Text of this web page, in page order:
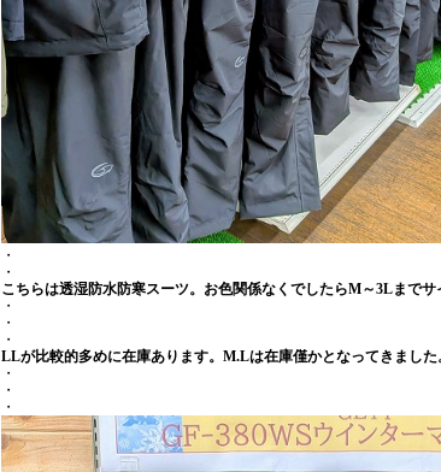
・
・
こちらは透湿防水防寒スーツ。お色関係なくでしたらM～3Lまでサ
・
・
・
LLが比較的多めに在庫あります。M.Lは在庫僅かとなってきました
・
・
・